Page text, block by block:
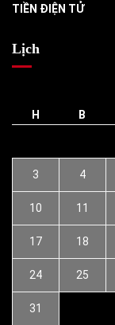
TIỀN ĐIỆN TỬ
Lịch
H B
3 4
10 11
17 18
24 25
31